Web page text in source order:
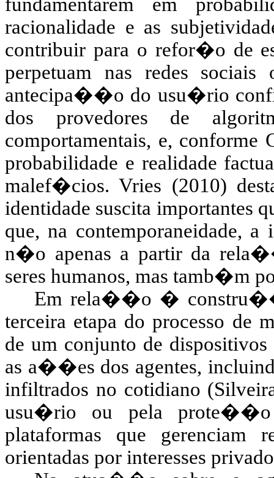
racionalidade e as
contribuir para o refor�o de
perpetuam nas redes
antecipa��o do usu�rio
dos provedores de
comportamentais, e,
probabilidade e realidade
malef�cios. Vries (2010)
identidade suscita
que, na contemporaneidade,
n�o apenas a partir da
seres humanos, mas tamb�m
Em rela��o �
terceira etapa do processo
de um conjunto de
as a��es dos agentes,
infiltrados no cotidiano
usu�rio ou pela
plataformas que gerenciam
orientadas por interesses